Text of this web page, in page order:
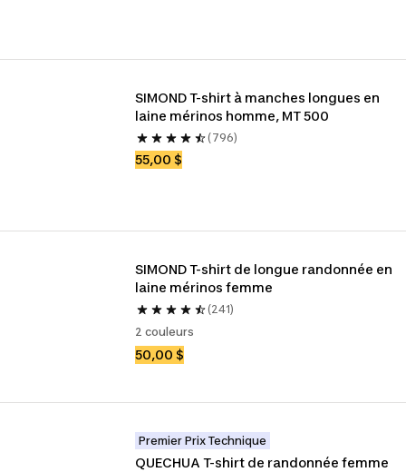
SIMOND T-shirt à manches longues en
laine mérinos homme, MT 500
(796)
55,00 $
SIMOND T-shirt de longue randonnée en
laine mérinos femme
(241)
2 couleurs
50,00 $
Premier Prix Technique
QUECHUA T-shirt de randonnée femme